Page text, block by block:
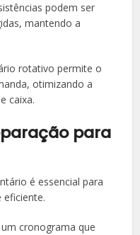
podem ser
mantendo a
rotativo permite o
otimizando a
caixa.
para
é essencial para
eficiente.
cronograma que